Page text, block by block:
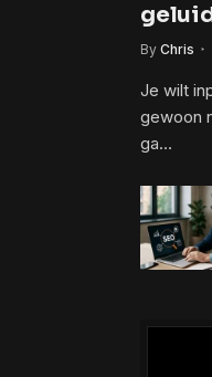
By Chris
Je wilt
gewoon
ga…